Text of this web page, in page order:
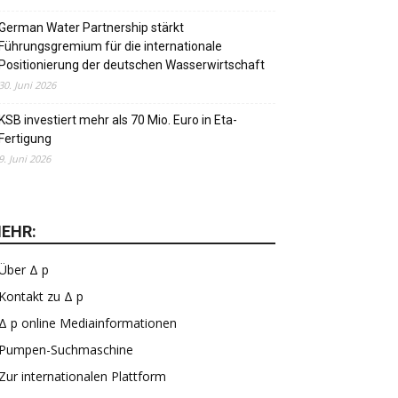
Water Partnership stärkt
für die internationale
der deutschen Wasserwirtschaft
Juni 2026
investiert mehr als 70 Mio. Euro in Eta-
Juni 2026
Δ p
zu Δ p
p online Mediainformationen
Suchmaschine
internationalen Plattform